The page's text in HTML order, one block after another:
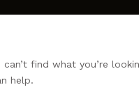
find what you’re
help.